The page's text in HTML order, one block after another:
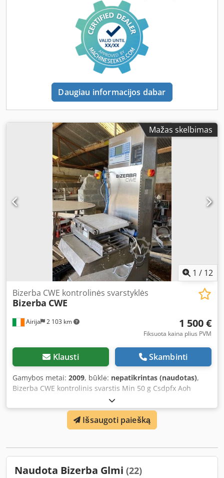
Daugiau informacijos dabar
Mažas skelbimas
1 / 12
Airija 2 103 km
Bizerba CWE kontrolinės svarstyklės
Bizerba CWE
1 500 €
Fiksuota kaina plius PVM
Klausti Skambinti
Gamybos metai: 2009, būklė: nepatikrintas (naudotas),
Bizerba CWE kontrolinis svarstis Min 50 g Csdpfx Aoh
Aphfemhsrf Maks. 1500/3000 g e=d= 0,5/1 g
Išsaugoti paiešką
Naudota Bizerba Glmi (22)